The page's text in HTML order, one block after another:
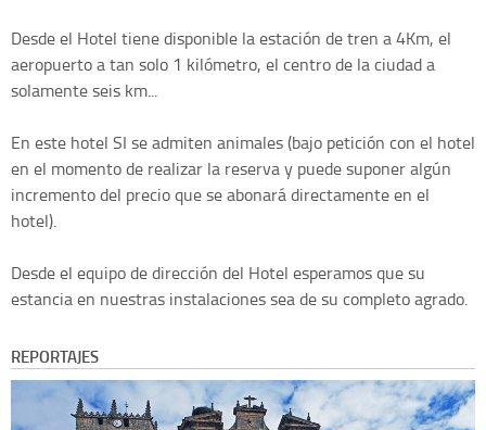
Desde el Hotel tiene disponible la estación de tren a 4Km, el
aeropuerto a tan solo 1 kilómetro, el centro de la ciudad a
solamente seis km...
En este hotel SI se admiten animales (bajo petición con el hotel
en el momento de realizar la reserva y puede suponer algún
incremento del precio que se abonará directamente en el
hotel).
Desde el equipo de dirección del Hotel esperamos que su
estancia en nuestras instalaciones sea de su completo agrado.
REPORTAJES